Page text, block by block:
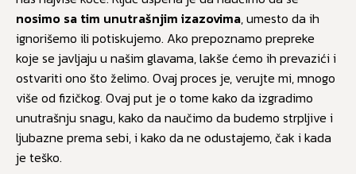
nosimo sa tim unutrašnjim izazovima, umesto da ih
ignorišemo ili potiskujemo. Ako prepoznamo prepreke
koje se javljaju u našim glavama, lakše ćemo ih prevazići i
ostvariti ono što želimo. Ovaj proces je, verujte mi, mnogo
više od fizičkog. Ovaj put je o tome kako da izgradimo
unutrašnju snagu, kako da naučimo da budemo strpljive i
ljubazne prema sebi, i kako da ne odustajemo, čak i kada
je teško.